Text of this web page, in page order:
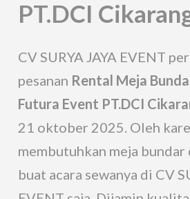
PT.DCI
CV SURYA JAYA EVENT
pesanan Rental Meja
Futura Event PT.DCI
21 oktober 2025. Oleh
membutuhkan meja
buat acara sewanya di CV